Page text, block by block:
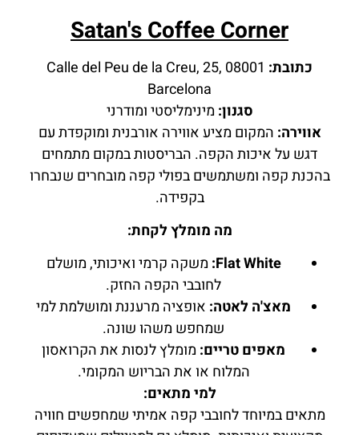
Satan's Coffee Corner
כתובת: Calle del Peu de la Creu, 25, 08001
Barcelona
סגנון: מינימליסטי ומודרני
אווירה: המקום מציע אווירה אורבנית ומוקפדת עם
דגש על איכות הקפה. הבריסטות במקום מתמחים
בהכנת קפה ומשתמשים בפולי קפה מובחרים שנבחרו
בקפידה.
מה מומלץ לקחת:
Flat White: משקה קרמי ואיכותי, מושלם
לחובבי הקפה החזק.
מאצ'ה לאטה: אופציה מרעננת ומושלמת למי
שמחפש משהו שונה.
מאפים טריים: מומלץ לנסות את הקרואסון
המלוח או את הבריוש המקומי.
למי מתאים:
מתאים במיוחד לחובבי קפה אמיתי שמחפשים חוויה